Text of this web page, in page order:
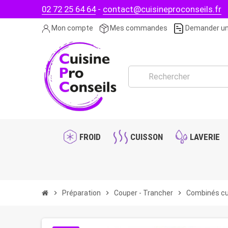
02 72 25 64 64- contact@cuisineproconseils.fr
Mon compte Mes commandes Demander
FROID CUISSON LAVERIE
chevron_right Préparation chevron_right Couper - Trancher chevron_right Combinés